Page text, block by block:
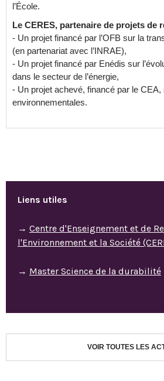
l’École.
Le CERES, partenaire de projets de
- Un projet financé par l’OFB sur la
(en partenariat avec l’INRAE),
- Un projet financé par Enédis sur
dans le secteur de l’énergie,
- Un projet achevé, financé par le
environnementales.
Liens utiles
→ Centre d'Enseignement et de
l'Environnement et la Société
→ Master Science de la durabilité
VOIR TOUTES LES